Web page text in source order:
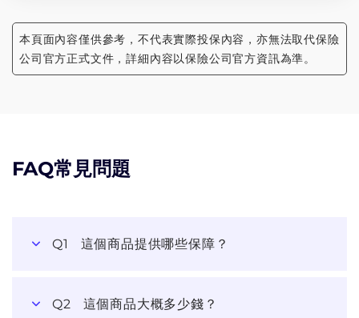
本頁面內容僅供參考，不代表實際投保內容，亦無法取代保險
公司官方正式文件，詳細內容以保險公司官方資訊為準。
FAQ常見問題
Q1 這個商品提供哪些保障？
Q2 這個商品大概多少錢？